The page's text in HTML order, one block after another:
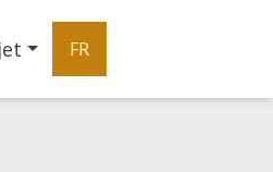
FR